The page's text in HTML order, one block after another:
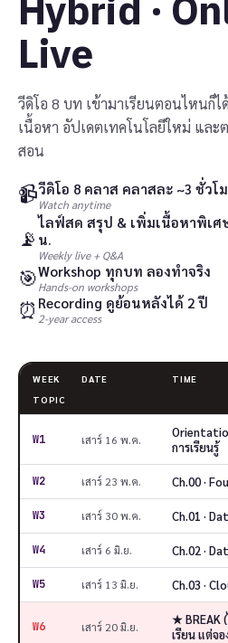
Live
วีดิโอ 8 บท เข้ามาเรียนตอนไหนก็
เนื้อหา อัปเดตเทคโนโลยีใหม่ แล
สอน
📹วีดิโอ 8 คลาส คลาสละ ~3 ชั่วโ
Watch anytime
📡
ไลฟ์สด สรุป & เพิ่มเนื้อหาพิเศ
น.
Weekly live + Q&A
🎯Workshop ทุกบท ลองทำจริง
Hands-on workshops
⏰ Recording ดูย้อนหลังได้ 2 ปี
2-year access
WEEK DATE
TIME
TOPIC
W1 เสาร์ 16 พ.ค.
การเรียนรู้
W2 เสาร์ 23 พ.ค. Ch.00 ·
W3 เสาร์ 30 พ.ค. Ch.01 ·
W4 เสาร์ 6 มิ.ย. Ch.02 ·
W5 เสาร์ 13 มิ.ย. Ch.03 ·
W6 เสาร์ 20 มิ.ย.
★ BREAK
เรียน แต่จ